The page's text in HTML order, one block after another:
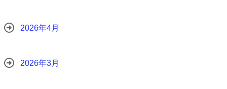
2026年4月
2026年3月